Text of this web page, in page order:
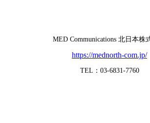
MED Communications 北日本株
https://mednorth-com.jp/
TEL：03-6831-7760